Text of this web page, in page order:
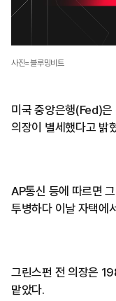
사진=블루밍비트
미국 중앙은행(Fed)
의장이 별세했다고 밝
AP통신 등에 따르면
투병하다 이날 자택에
그린스펀 전 의장은
맡았다.